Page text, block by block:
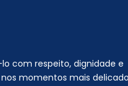
com respeito, dignidade e
momentos mais